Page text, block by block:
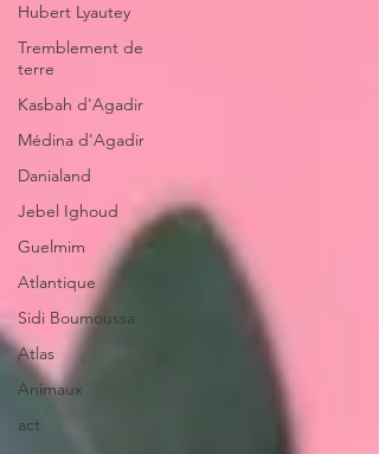
Hubert Lyautey
Tremblement de
terre
Kasbah d'Agadir
Médina d'Agadir
Danialand
Jebel Ighoud
Guelmim
Atlantique
Sidi Boumoussa
Atlas
Animaux
act